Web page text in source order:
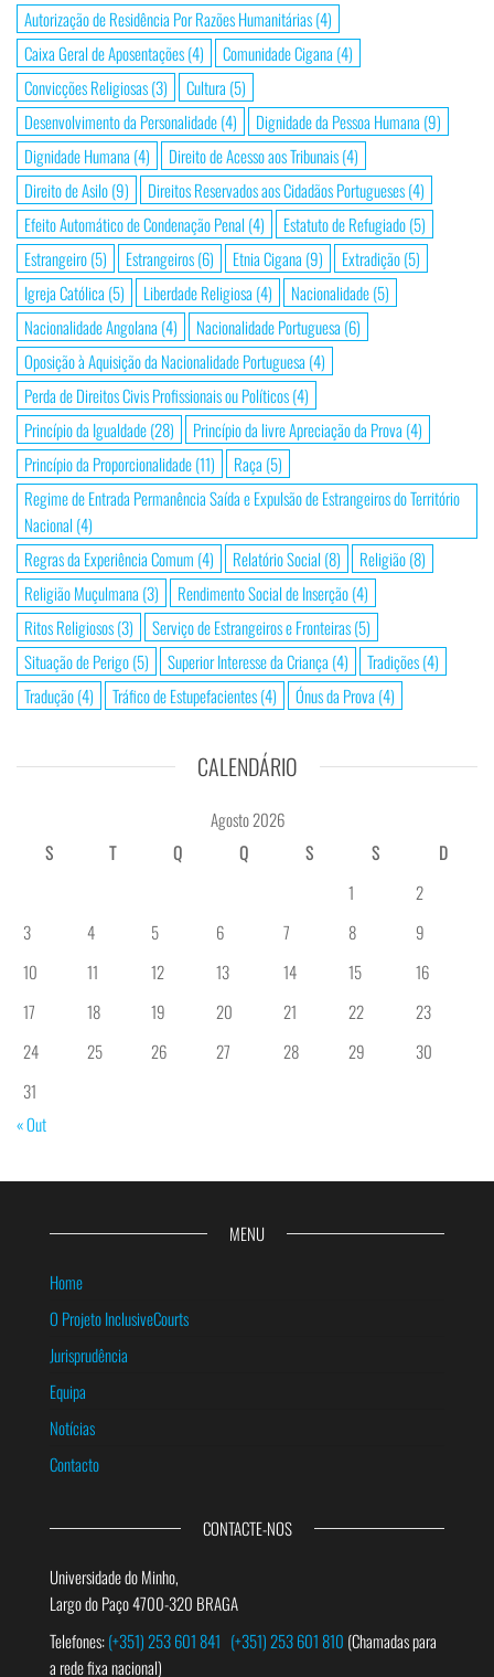
Autorização de Residência Por Razões Humanitárias(4)
Caixa Geral de Aposentações(4) Comunidade Cigana (4)
Convicções Religiosas(3) Cultura (5)
Desenvolvimento da Personalidade(4) Dignidade da Pessoa Humana (9)
Dignidade Humana (4) Direito de Acesso aos Tribunais(4)
Direito de Asilo(9) Direitos Reservados aos Cidadãos Portugueses(4)
Efeito Automático de Condenação Penal (4) Estatuto de Refugiado(5)
Estrangeiro(5) Estrangeiros(6) Etnia Cigana (9) Extradição(5)
Igreja Católica (5) Liberdade Religiosa (4) Nacionalidade(5)
Nacionalidade Angolana (4) Nacionalidade Portuguesa (6)
Oposição à Aquisição da Nacionalidade Portuguesa (4)
Perda de Direitos Civis Profissionais ou Políticos(4)
Princípio da Igualdade(28) Princípio da livre Apreciação da Prova (4)
Princípio da Proporcionalidade(11) Raça (5)
Regime de Entrada Permanência Saída e Expulsão de Estrangeiros do Território
Nacional (4)
Regras da Experiência Comum (4) Relatório Social (8) Religião(8)
Religião Muçulmana (3) Rendimento Social de Inserção(4)
Ritos Religiosos(3) Serviço de Estrangeiros e Fronteiras(5)
Situação de Perigo(5) Superior Interesse da Criança (4) Tradições(4)
Tradução(4) Tráfico de Estupefacientes(4) Ónus da Prova (4)
CALENDÁRIO
Agosto 2026
S
T Q Q S S
D
1
2
3
4 5 6 7 8
9
10
11 12 13 14 15
16
17
18 19 20 21 22
23
24
25 26 27 28 29
30
31
« Out
MENU
Home
O Projeto InclusiveCourts
Jurisprudência
Equipa
Notícias
Contacto
CONTACTE-NOS
Universidade do Minho,
Largo do Paço 4700-320 BRAGA
Telefones:(+351) 253 601 841 (+351) 253 601 810 (Chamadas para
a rede fixa nacional)